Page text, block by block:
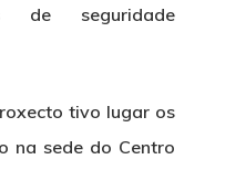
de seguridade
tivo lugar os
na sede do Centro